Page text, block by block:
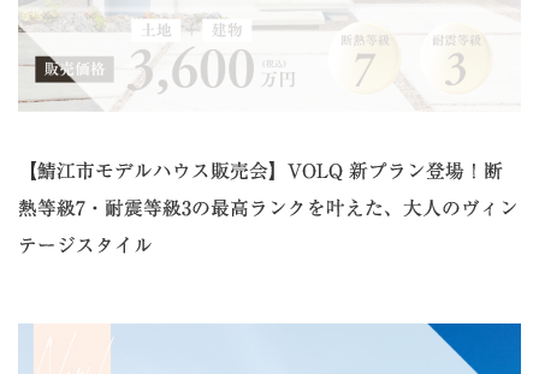
【鯖江市モデルハウス販売会】VOLQ 新プラン登場！断
熱等級7・耐震等級3の最高ランクを叶えた、大人のヴィン
テージスタイル